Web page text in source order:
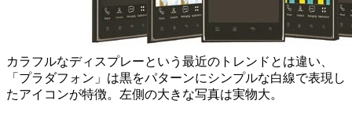
カラフルなディスプレーという最近のトレンドとは違い、
「プラダフォン」は黒をパターンにシンプルな白線で表現し
たアイコンが特徴。左側の大きな写真は実物大。